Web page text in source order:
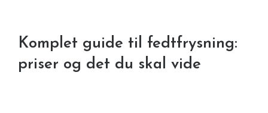
Komplet guide til fedtfrysning:
priser og det du skal vide